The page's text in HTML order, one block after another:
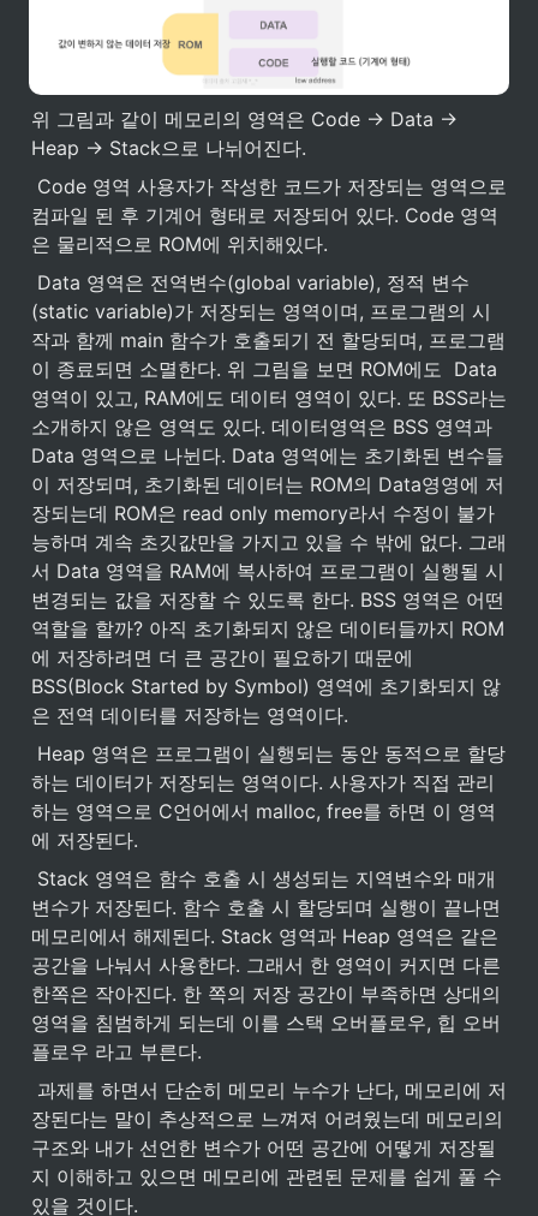
위 그림과 같이 메모리의 영역은 Code → Data →
Heap → Stack으로 나뉘어진다.
컴파일 된 후 기계어 형태로 저장되어 있다. Code 영역
은 물리적으로 ROM에 위치해있다.
(static variable)가 저장되는 영역이며, 프로그램의 시
작과 함께 main 함수가 호출되기 전 할당되며, 프로그램
이 종료되면 소멸한다. 위 그림을 보면 ROM에도  Data
영역이 있고, RAM에도 데이터 영역이 있다. 또 BSS라는
소개하지 않은 영역도 있다. 데이터영역은 BSS 영역과
Data 영역으로 나뉜다. Data 영역에는 초기화된 변수들
이 저장되며, 초기화된 데이터는 ROM의 Data영영에 저
장되는데 ROM은 read only memory라서 수정이 불가
능하며 계속 초깃값만을 가지고 있을 수 밖에 없다. 그래
서 Data 영역을 RAM에 복사하여 프로그램이 실행될 시
변경되는 값을 저장할 수 있도록 한다. BSS 영역은 어떤
역할을 할까? 아직 초기화되지 않은 데이터들까지 ROM
에 저장하려면 더 큰 공간이 필요하기 때문에
BSS(Block Started by Symbol) 영역에 초기화되지 않
은 전역 데이터를 저장하는 영역이다.
하는 데이터가 저장되는 영역이다. 사용자가 직접 관리
하는 영역으로 C언어에서 malloc, free를 하면 이 영역
에 저장된다.
변수가 저장된다. 함수 호출 시 할당되며 실행이 끝나면
메모리에서 해제된다. Stack 영역과 Heap 영역은 같은
공간을 나눠서 사용한다. 그래서 한 영역이 커지면 다른
한쪽은 작아진다. 한 쪽의 저장 공간이 부족하면 상대의
영역을 침범하게 되는데 이를 스택 오버플로우, 힙 오버
플로우 라고 부른다.
장된다는 말이 추상적으로 느껴져 어려웠는데 메모리의
구조와 내가 선언한 변수가 어떤 공간에 어떻게 저장될
지 이해하고 있으면 메모리에 관련된 문제를 쉽게 풀 수
있을 것이다.